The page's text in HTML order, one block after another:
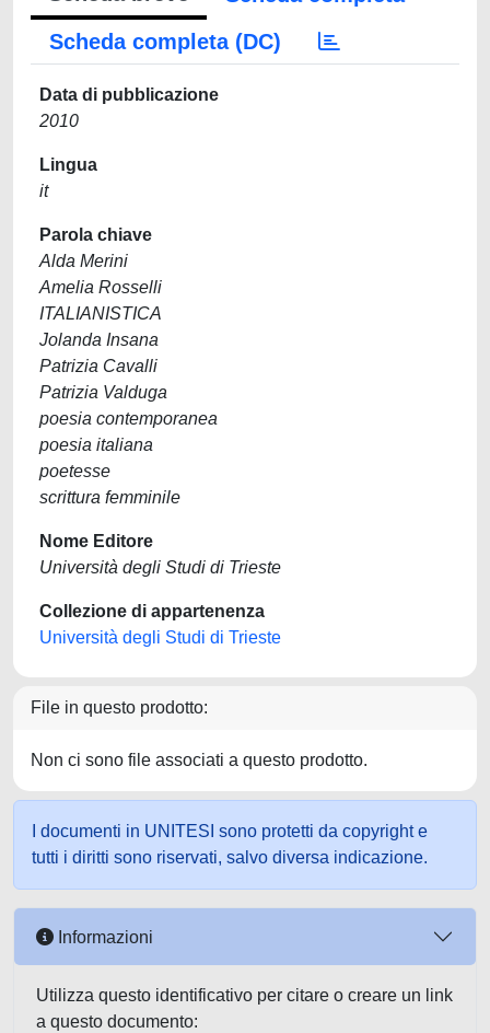
Scheda completa (DC)
Data di pubblicazione
2010
Lingua
it
Parola chiave
Alda Merini
Amelia Rosselli
ITALIANISTICA
Jolanda Insana
Patrizia Cavalli
Patrizia Valduga
poesia contemporanea
poesia italiana
poetesse
scrittura femminile
Nome Editore
Università degli Studi di Trieste
Collezione di appartenenza
Università degli Studi di Trieste
File in questo prodotto:
Non ci sono file associati a questo prodotto.
I documenti in UNITESI sono protetti da copyright e
tutti i diritti sono riservati, salvo diversa indicazione.
Informazioni
Utilizza questo identificativo per citare o creare un link
a questo documento: